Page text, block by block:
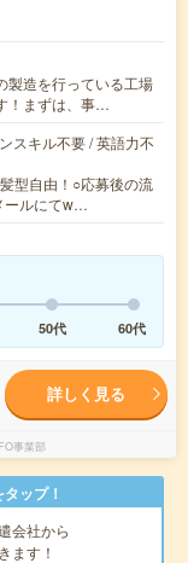
製造を行っている工場
！まずは、事…
スキル不要 / 英語力不
型自由！○応募後の流
ールにてw…
50代 60代
詳しく見る
事業部
ップ！
会社から
ます！